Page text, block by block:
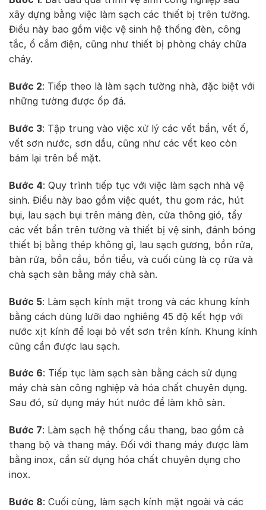
xây dựng bằng việc làm sạch các thiết bị trên tường.
Điều này bao gồm việc vệ sinh hệ thống đèn, công
tắc, ổ cắm điện, cũng như thiết bị phòng cháy chữa
cháy.
Bước 2: Tiếp theo là làm sạch tường nhà, đặc biệt với
những tường được ốp đá.
Bước 3: Tập trung vào việc xử lý các vết bẩn, vết ố,
vết sơn nước, sơn dầu, cũng như các vết keo còn
bám lại trên bề mặt.
Bước 4: Quy trình tiếp tục với việc làm sạch nhà vệ
sinh. Điều này bao gồm việc quét, thu gom rác, hút
bụi, lau sạch bụi trên máng đèn, cửa thông gió, tẩy
các vết bẩn trên tường và thiết bị vệ sinh, đánh bóng
thiết bị bằng thép không gỉ, lau sạch gương, bồn rửa,
bàn rửa, bồn cầu, bồn tiểu, và cuối cùng là cọ rửa và
chà sạch sàn bằng máy chà sàn.
Bước 5: Làm sạch kính mặt trong và các khung kính
bằng cách dùng lưỡi dao nghiêng 45 độ kết hợp với
nước xịt kính để loại bỏ vết sơn trên kính. Khung kính
cũng cần được lau sạch.
Bước 6: Tiếp tục làm sạch sàn bằng cách sử dụng
máy chà sàn công nghiệp và hóa chất chuyên dụng.
Sau đó, sử dụng máy hút nước để làm khô sàn.
Bước 7: Làm sạch hệ thống cầu thang, bao gồm cả
thang bộ và thang máy. Đối với thang máy được làm
bằng inox, cần sử dụng hóa chất chuyên dụng cho
inox.
Bước 8: Cuối cùng, làm sạch kính mặt ngoài và các